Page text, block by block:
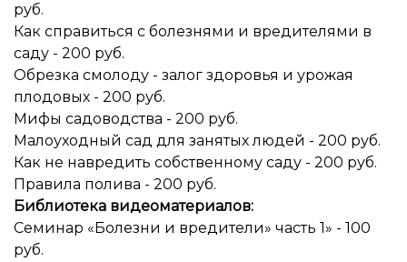
руб.
Как справиться с болезнями и вредителями в
саду - 200 руб.
Обрезка смолоду - залог здоровья и урожая
плодовых - 200 руб.
Мифы садоводства - 200 руб.
Малоуходный сад для занятых людей - 200 руб.
Как не навредить собственному саду - 200 руб.
Правила полива - 200 руб.
Библиотека видеоматериалов:
Семинар «Болезни и вредители» часть 1» - 100
руб.